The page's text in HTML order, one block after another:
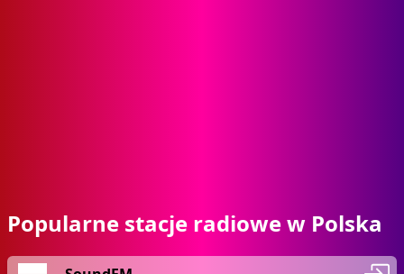
Popularne stacje radiowe w Polska